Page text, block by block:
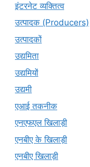
इंटरनेट व्यक्तित्व
उत्पादक (Producers)
उत्पादकों
उद्यमिता
उद्यमियों
उद्यमी
एआई तकनीक
एनएफएल खिलाड़ी
एनबीए के खिलाड़ी
एनबीए खिलाड़ी